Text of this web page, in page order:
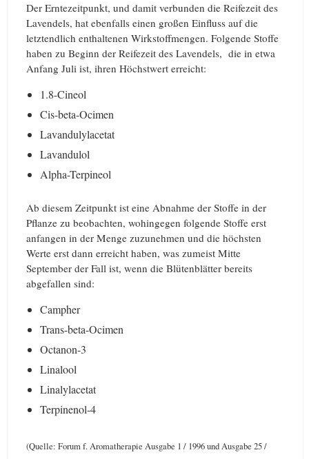
Der Erntezeitpunkt, und damit verbunden die Reifezeit des
Lavendels, hat ebenfalls einen großen Einfluss auf die
letztendlich enthaltenen Wirkstoffmengen. Folgende Stoffe
haben zu Beginn der Reifezeit des Lavendels, die in etwa
Anfang Juli ist, ihren Höchstwert erreicht:
1.8-Cineol
Cis-beta-Ocimen
Lavandulylacetat
Lavandulol
Alpha-Terpineol
Ab diesem Zeitpunkt ist eine Abnahme der Stoffe in der
Pflanze zu beobachten, wohingegen folgende Stoffe erst
anfangen in der Menge zuzunehmen und die höchsten
Werte erst dann erreicht haben, was zumeist Mitte
September der Fall ist, wenn die Blütenblätter bereits
abgefallen sind:
Campher
Trans-beta-Ocimen
Octanon-3
Linalool
Linalylacetat
Terpinenol-4
(Quelle: Forum f. Aromatherapie Ausgabe 1 / 1996 und Ausgabe 25 /